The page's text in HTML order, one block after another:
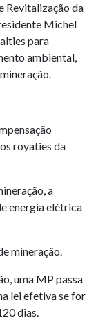
Revitalização da
Michel
para
ambiental,
royaties da
a
energia elétrica
mineração.
uma MP passa
lei efetiva se for
dias.